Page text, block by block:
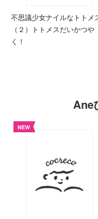
不思議少女ナイルなトトメ
（２）トトメスだいかつや
く！
Ane
NEW